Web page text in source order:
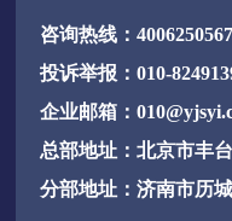
咨询热线：4006250567
投诉举报：010-
企业邮箱：
总部地址：北京市丰
分部地址：济南市历